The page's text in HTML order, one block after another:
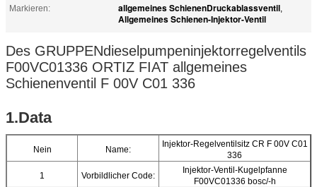
Markieren:
allgemeines SchienenDruckablassventil,
Allgemeines Schienen-Injektor-Ventil
Des GRUPPENdieselpumpeninjektorregelventils
F00VC01336 ORTIZ FIAT allgemeines
Schienenventil F 00V C01 336
1.Data
Nein Name:
Injektor-Regelventilsitz CR F 00V C01
336
1 Vorbildlicher Code:
Injektor-Ventil-Kugelpfanne
F00VC01336 bosc/-h